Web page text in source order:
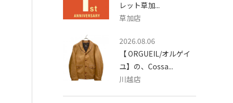
レット草加...
草加店
2026.08.06
【 ORGUEIL/オルゲイ
ユ】の、Cossa...
川越店